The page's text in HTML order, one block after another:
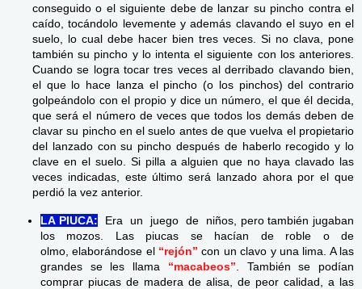
conseguido o el siguiente debe de lanzar su pincho contra el
caído, tocándolo levemente y además clavando el suyo en el
suelo, lo cual debe hacer bien tres veces. Si no clava, pone
también su pincho y lo intenta el siguiente con los anteriores.
Cuando se logra tocar tres veces al derribado clavando bien,
el que lo hace lanza el pincho (o los pinchos) del contrario
golpeándolo con el propio y dice un número, el que él decida,
que será el número de veces que todos los demás deben de
clavar su pincho en el suelo antes de que vuelva el propietario
del lanzado con su pincho después de haberlo recogido y lo
clave en el suelo. Si pilla a alguien que no haya clavado las
veces indicadas, este último será lanzado ahora por el que
perdió la vez anterior.
LA PIUCA: Era un juego de niños, pero también jugaban
los mozos. Las piucas se hacían de roble o de
olmo, elaborándose el “rejón” con un clavo y una lima. A las
grandes se les llama “macabeos” . También se podían
comprar piucas de madera de alisa, de peor calidad, a las